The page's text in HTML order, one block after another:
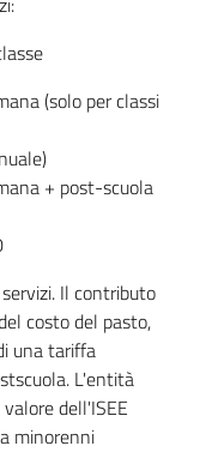
(solo per classi
+ post-scuola
Il contributo
costo del pasto,
una tariffa
L'entità
dell'ISEE
minorenni